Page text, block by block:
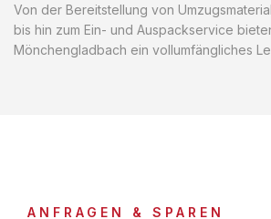
Von der Bereitstellung von
bis hin zum Ein- und Auspackservice
Mönchengladbach ein vollumfängliches
ANFRAGEN & SPAREN